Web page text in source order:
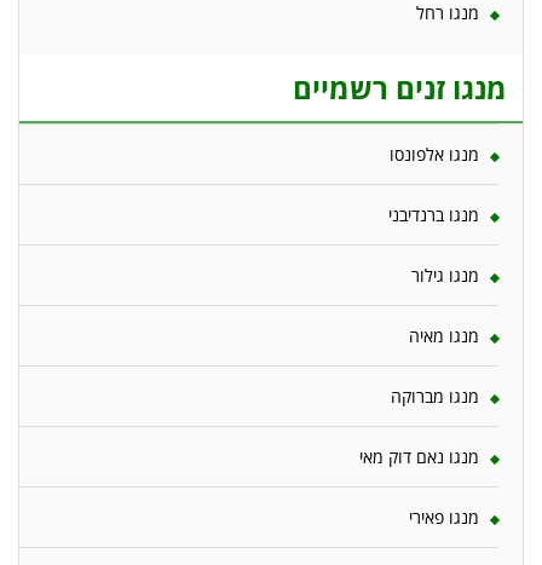
מנגו רחל
מנגו זנים רשמיים
מנגו אלפונסו
מנגו ברנדיבני
מנגו גילור
מנגו מאיה
מנגו מברוקה
מנגו נאם דוק מאי
מנגו פאירי